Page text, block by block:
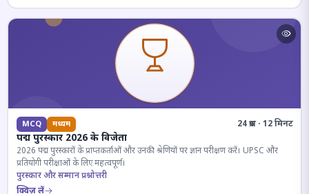
MCQ मध्यम 24 प्रश्न · 12 मिनट
पद्म पुरस्कार 2026 के विजेता
2026 पद्म पुरस्कारों के प्राप्तकर्ताओं और उनकी श्रेणियों पर ज्ञान परीक्षण करें। UPSC और
प्रतियोगी परीक्षाओं के लिए महत्वपूर्ण।
पुरस्कार और सम्मान प्रश्नोत्तरी
क्विज़ लें